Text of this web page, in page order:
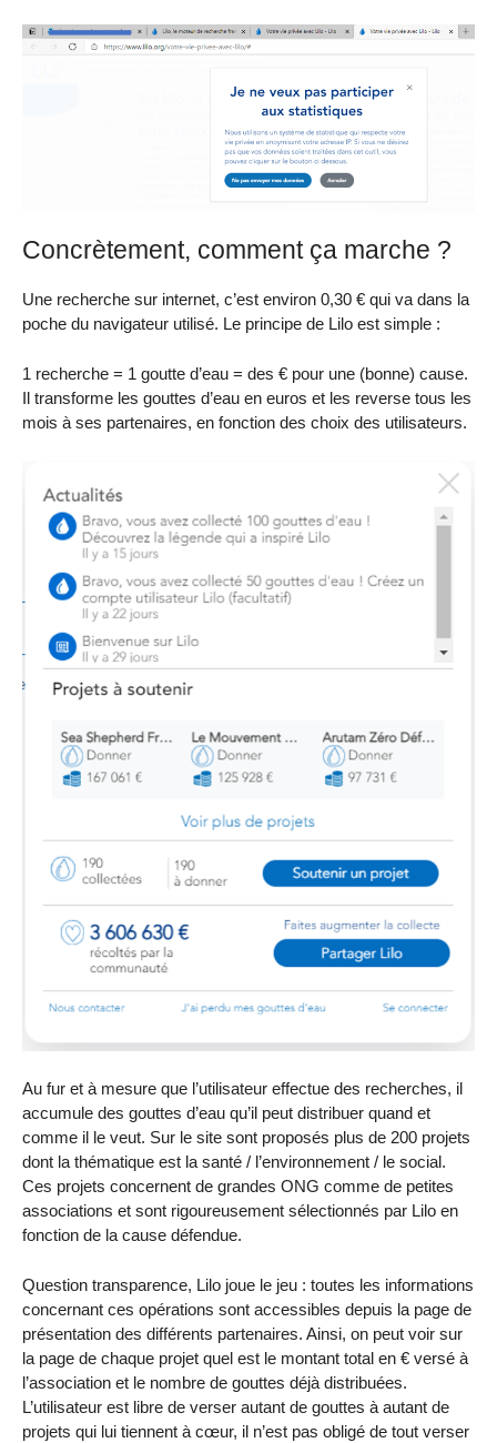
Concrètement, comment ça marche ?
Une recherche sur internet, c’est environ 0,30 € qui va dans la
poche du navigateur utilisé. Le principe de Lilo est simple :
1 recherche = 1 goutte d’eau = des € pour une (bonne) cause.
Il transforme les gouttes d’eau en euros et les reverse tous les
mois à ses partenaires, en fonction des choix des utilisateurs.
Au fur et à mesure que l’utilisateur effectue des recherches, il
accumule des gouttes d’eau qu’il peut distribuer quand et
comme il le veut. Sur le site sont proposés plus de 200 projets
dont la thématique est la santé / l’environnement / le social.
Ces projets concernent de grandes ONG comme de petites
associations et sont rigoureusement sélectionnés par Lilo en
fonction de la cause défendue.
Question transparence, Lilo joue le jeu : toutes les informations
concernant ces opérations sont accessibles depuis la page de
présentation des différents partenaires. Ainsi, on peut voir sur
la page de chaque projet quel est le montant total en € versé à
l’association et le nombre de gouttes déjà distribuées.
L’utilisateur est libre de verser autant de gouttes à autant de
projets qui lui tiennent à cœur, il n’est pas obligé de tout verser